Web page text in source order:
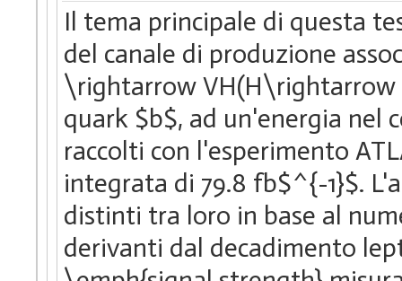
Il tema principale di questa
del canale di produzione
\rightarrow VH(H\rightarrow
quark $b$, ad un'energia nel
raccolti con l'esperimento
integrata di 79.8 fb$^{-1}$.
distinti tra loro in base al
derivanti dal decadimento